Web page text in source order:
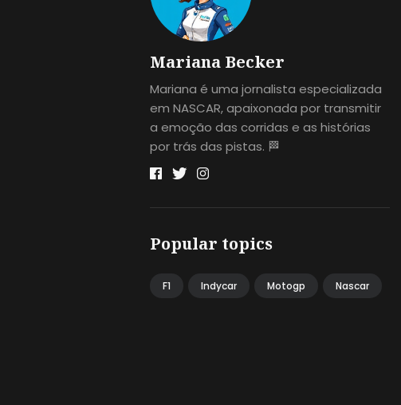
Mariana Becker
Mariana é uma jornalista especializada
em NASCAR, apaixonada por transmitir
a emoção das corridas e as histórias
por trás das pistas. 🏁
Popular topics
F1 Indycar Motogp Nascar